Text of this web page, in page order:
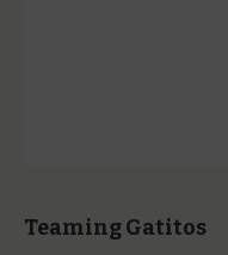
Teaming Gatitos